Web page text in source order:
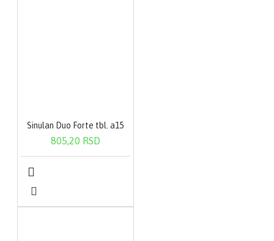
Sinulan Duo Forte tbl. a15
805,20 RSD